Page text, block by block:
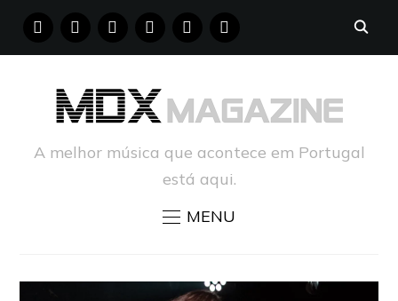
FACEBOOKINSTAGRAM
YOUTUBE PINTERESTTUMBLR
A melhor música que acontece em Portugal
está aqui.
MENU